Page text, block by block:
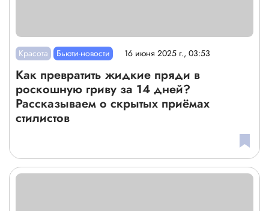
Красота Бьюти-новости 16 июня 2025 г., 03:53
Как превратить жидкие пряди в
роскошную гриву за 14 дней?
Рассказываем о скрытых приёмах
стилистов